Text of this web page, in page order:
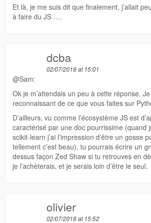
Et là, je me suis dit que finalement, j’allait
à faire du JS ….
dcba
02/07/2018 at 15:01
@Sam:
Ok je m’attendais un peu à cette réponse.
reconnaissant de ce que vous faites sur
D’ailleurs, vu comme l’écosystème JS est
caractérisé par une doc pourrissime (quand
scikit-learn j’ai l’impression d’être un gosse
tellement c’est beau), tu pourrais écrire un
dessus façon Zed Shaw si tu retrouves en
je l’achèterais, et je serais loin d’être le seul.
olivier
02/07/2018 at 15:52